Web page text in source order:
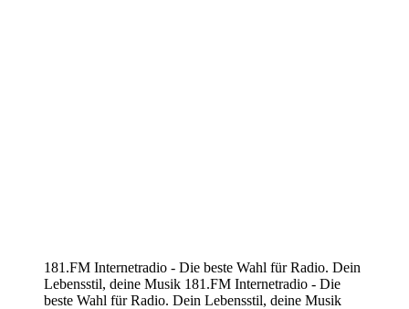
181.FM Internetradio - Die beste Wahl für Radio. Dein
Lebensstil, deine Musik 181.FM Internetradio - Die
beste Wahl für Radio. Dein Lebensstil, deine Musik